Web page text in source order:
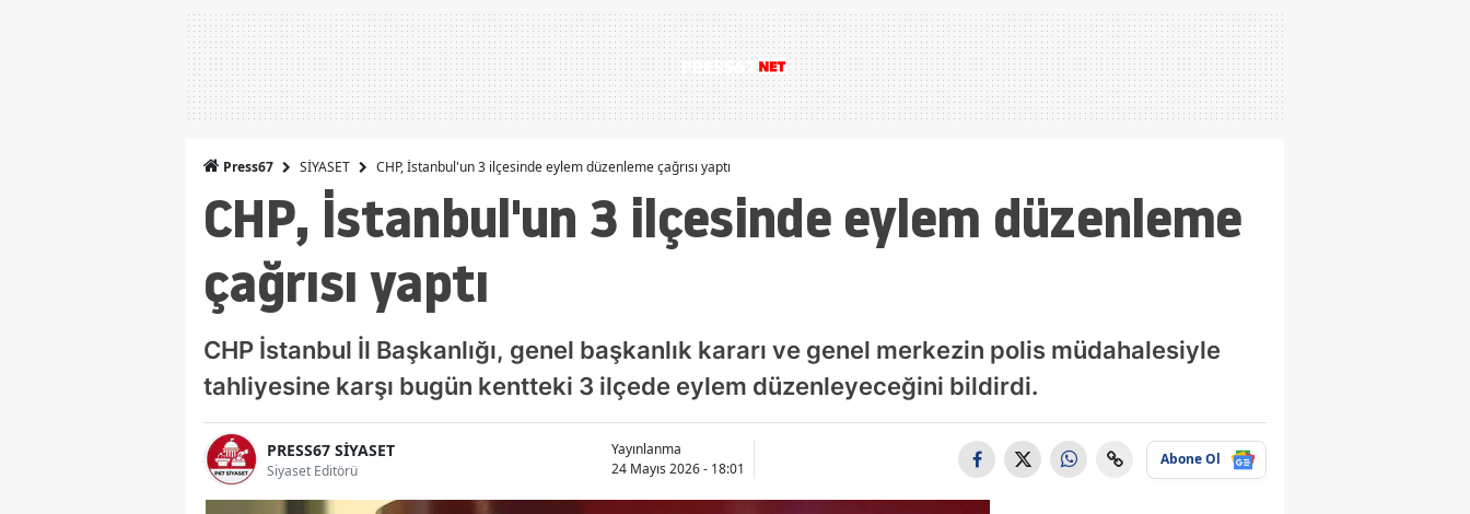
Press67 SİYASET CHP, İstanbul'un 3 ilçesinde eylem düzenleme çağrısı yaptı
CHP, İstanbul'un 3 ilçesinde eylem düzenleme
çağrısı yaptı
CHP İstanbul İl Başkanlığı, genel başkanlık kararı ve genel merkezin polis müdahalesiyle
tahliyesine karşı bugün kentteki 3 ilçede eylem düzenleyeceğini bildirdi.
PRESS67 SİYASET
Siyaset Editörü
Yayınlanma
24 Mayıs 2026 - 18:01
Abone Ol